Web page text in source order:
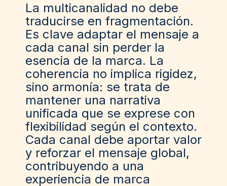
La multicanalidad no debe
traducirse en fragmentación.
Es clave adaptar el mensaje a
cada canal sin perder la
esencia de la marca. La
coherencia no implica rigidez,
sino armonía: se trata de
mantener una narrativa
unificada que se exprese con
flexibilidad según el contexto.
Cada canal debe aportar valor
y reforzar el mensaje global,
contribuyendo a una
experiencia de marca